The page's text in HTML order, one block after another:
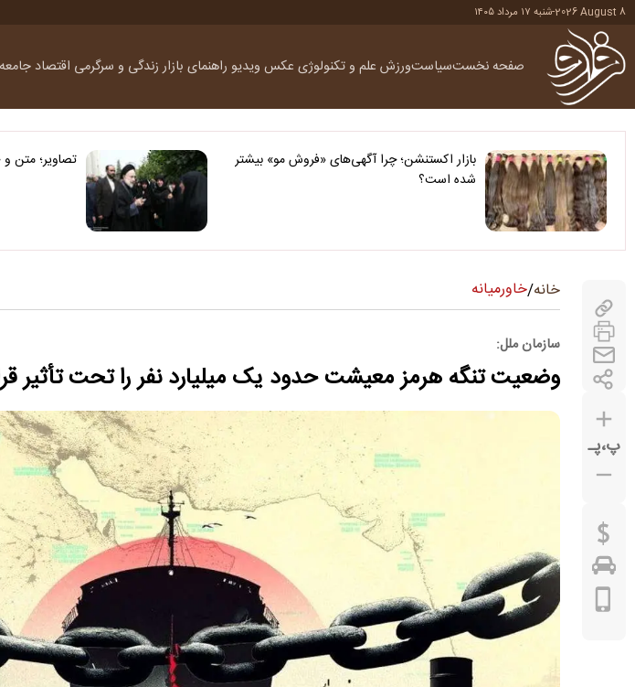
2026 August 8
-شنبه ۱۷ مرداد ۱۴۰۵
صفحه نخستسیاستورزش علم و تکنولوژی عکس ویدیو راهنمای بازارزندگی و سرگرمی اقتصاد جامعه
بازار اکستنشن؛ چرا آگهی‌های «فروش مو» بیشتر
شده است؟
تصاویر؛ متن و
پ،پـ
خانه/خاورمیانه
سازمان ملل:
وضعیت تنگه هرمز معیشت حدود یک میلیارد نفر را تحت تأثیر